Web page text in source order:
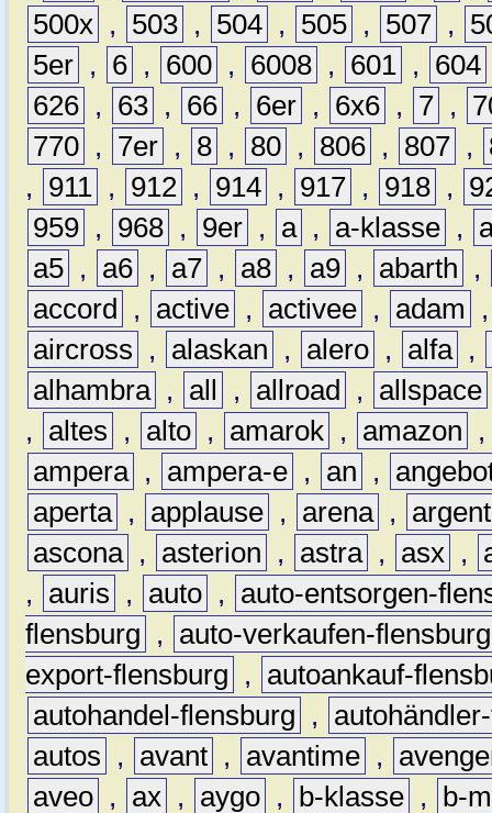
500x , 503 , 504 , 505 , 507 ,
5er , 6 , 600 , 6008 , 601 , 604
626 , 63 , 66 , 6er , 6x6 , 7 ,
770 , 7er , 8 , 80 , 806 , 807 ,
,
911 , 912 , 914 , 917 , 918 ,
959 , 968 , 9er , a , a-klasse ,
a5 , a6 , a7 , a8 , a9 , abarth
,
accord
, active , activee , adam
aircross
, alaskan , alero , alfa ,
alhambra , all , allroad , allspace
,
altes , alto , amarok , amazon
ampera , ampera-e , an ,
aperta , applause , arena ,
ascona , asterion , astra , asx ,
,
auris , auto ,
auto-entsorgen-
flensburg
,
auto-verkaufen-flensburg
export-flensburg
,
autoankauf-
autohandel-flensburg
,
autos
, avant , avantime ,
aveo , ax , aygo , b-klasse ,
b-